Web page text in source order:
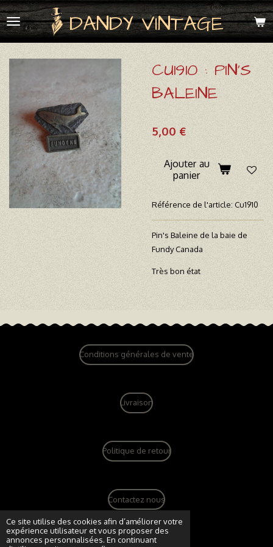
Ce site utilise des cookies afin d’améliorer votre
expérience utilisateur et vous proposer des
annonces personnalisées. En continuant
Passer
au
contenu
DANDY VINTAGE
CU1910 : PIN'S
BALEINE
5,00 €
Ajouter au
panier
Référence de l'article: Cu1910
Pin's Baleine de la baie de
Fundy Canada
Très bon état
Conditions générales de vente
Livraison
Politique de retour
Contactez nous
© 2022 - 2026 dandy vintage boutique
Propulsé parWebador